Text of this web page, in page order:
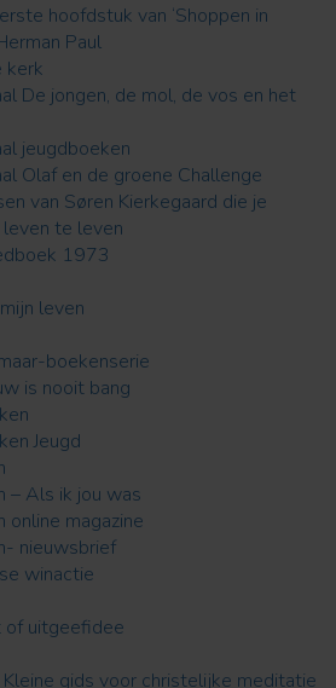
hoofdstuk van ‘Shoppen in
Paul
kerk
De jongen, de mol, de vos en het
jeugdboeken
Olaf en de groene Challenge
van Søren Kierkegaard die je
te leven
1973
leven
boekenserie
is nooit bang
Jeugd
– Als ik jou was
online magazine
nieuwsbrief
winactie
of uitgeefidee
gids voor christelijke meditatie